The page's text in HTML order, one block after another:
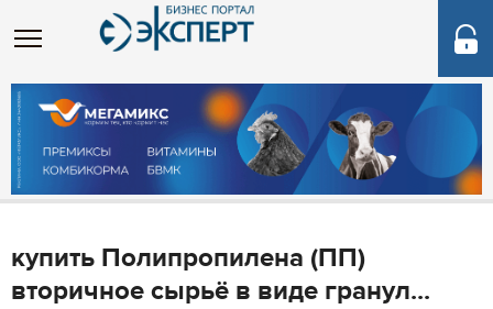
купить Полипропилена (ПП)
вторичное сырьё в виде гранул...